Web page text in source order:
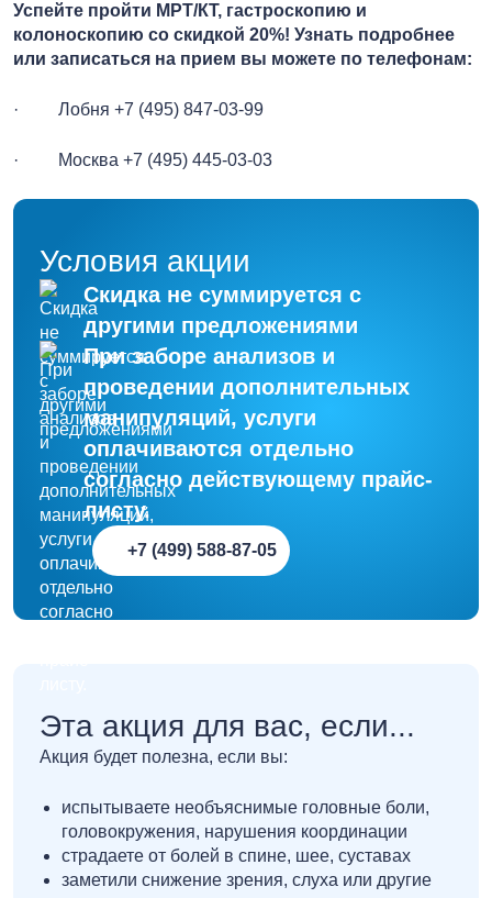
Успейте пройти МРТ/КТ, гастроскопию и
колоноскопию со скидкой 20%! Узнать подробнее
или записаться на прием вы можете по телефонам:
· Лобня +7 (495) 847-03-99
· Москва +7 (495) 445-03-03
Условия акции
Скидка не суммируется с
другими предложениями
При заборе анализов и
проведении дополнительных
манипуляций, услуги
оплачиваются отдельно
согласно действующему прайс-
листу.
+7 (499) 588-87-05
Эта акция для вас, если...
Акция будет полезна, если вы:
испытываете необъяснимые головные боли,
головокружения, нарушения координации
страдаете от болей в спине, шее, суставах
заметили снижение зрения, слуха или другие